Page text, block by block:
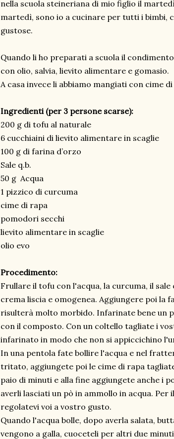
nella scuola steineriana di mio figlio il
martedì, sono io a cucinare per tutti i bimbi,
gustose.
Quando li ho preparati a scuola il
con olio, salvia, lievito alimentare e gomasio.
A casa invece li abbiamo mangiati con cime
Ingredienti (per 3 persone scarse):
200 g di tofu al naturale
6 cucchiaini di lievito alimentare in scaglie
100 g di farina d’orzo
Sale q.b.
50 g Acqua
1 pizzico di curcuma
cime di rapa
pomodori secchi
lievito alimentare in scaglie
olio evo
Procedimento:
Frullare il tofu con l'acqua, la curcuma, il
crema liscia e omogenea. Aggiungere poi la
risulterà molto morbido. Infarinate bene un
con il composto. Con un coltello tagliate i
infarinato in modo che non si appiccichino
In una pentola fate bollire l'acqua e nel
tritato, aggiungete poi le cime di rapa
paio di minuti e alla fine aggiungete anche i
averli lasciati un pò in ammollo in acqua.
regolatevi voi a vostro gusto.
Quando l'acqua bolle, dopo averla salata,
vengono a galla, cuoceteli per altri due